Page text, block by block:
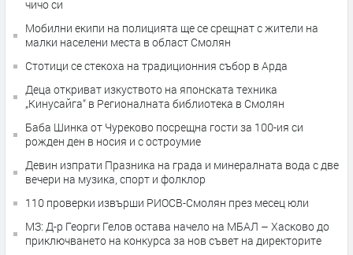
чичо си
Мобилни екипи на полицията ще се срещнат с жители на
малки населени места в област Смолян
Стотици се стекоха на традиционния събор в Арда
Деца откриват изкуството на японската техника
„Кинусайга“ в Регионалната библиотека в Смолян
Баба Шинка от Чуреково посрещна гости за 100-ия си
рожден ден в носия и с остроумие
Девин изпрати Празника на града и минералната вода с две
вечери на музика, спорт и фолклор
110 проверки извърши РИОСВ-Смолян през месец юли
МЗ: Д-р Георги Гелов остава начело на МБАЛ – Хасково до
приключването на конкурса за нов съвет на директорите